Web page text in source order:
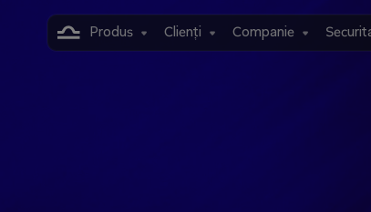
Produs Clienți Companie